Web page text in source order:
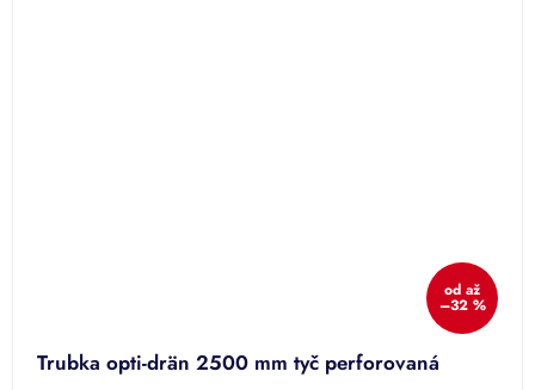
od až
–32 %
Trubka opti-drän 2500 mm tyč perforovaná